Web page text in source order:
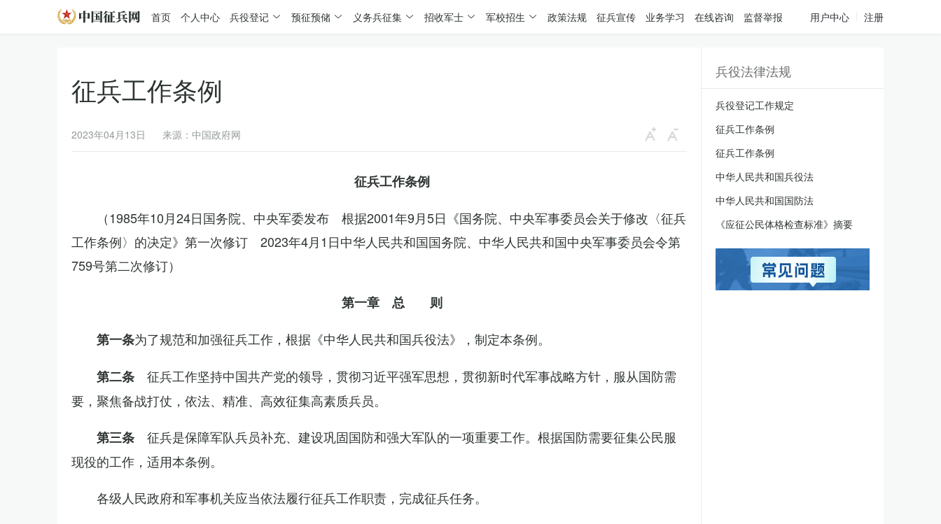
首页 个人中心 兵役登记 预征预储 义务兵征集 招收军士 军校招生 政策法规 征兵宣传 业务学习 在线咨询 监督举报 用户中心 注册
征兵工作条例
2023年04月13日 来源：中国政府网
征兵工作条例
（1985年10月24日国务院、中央军委发布 根据2001年9月5日《国务院、中央军事委员会关于修改〈征兵
工作条例〉的决定》第一次修订 2023年4月1日中华人民共和国国务院、中华人民共和国中央军事委员会令第
759号第二次修订）
第一章 总 则
第一条为了规范和加强征兵工作，根据《中华人民共和国兵役法》，制定本条例。
第二条 征兵工作坚持中国共产党的领导，贯彻习近平强军思想，贯彻新时代军事战略方针，服从国防需
要，聚焦备战打仗，依法、精准、高效征集高素质兵员。
第三条 征兵是保障军队兵员补充、建设巩固国防和强大军队的一项重要工作。根据国防需要征集公民服
现役的工作，适用本条例。
各级人民政府和军事机关应当依法履行征兵工作职责，完成征兵任务。
兵役法律法规
兵役登记工作规定
征兵工作条例
征兵工作条例
中华人民共和国兵役法
中华人民共和国国防法
《应征公民体格检查标准》摘要